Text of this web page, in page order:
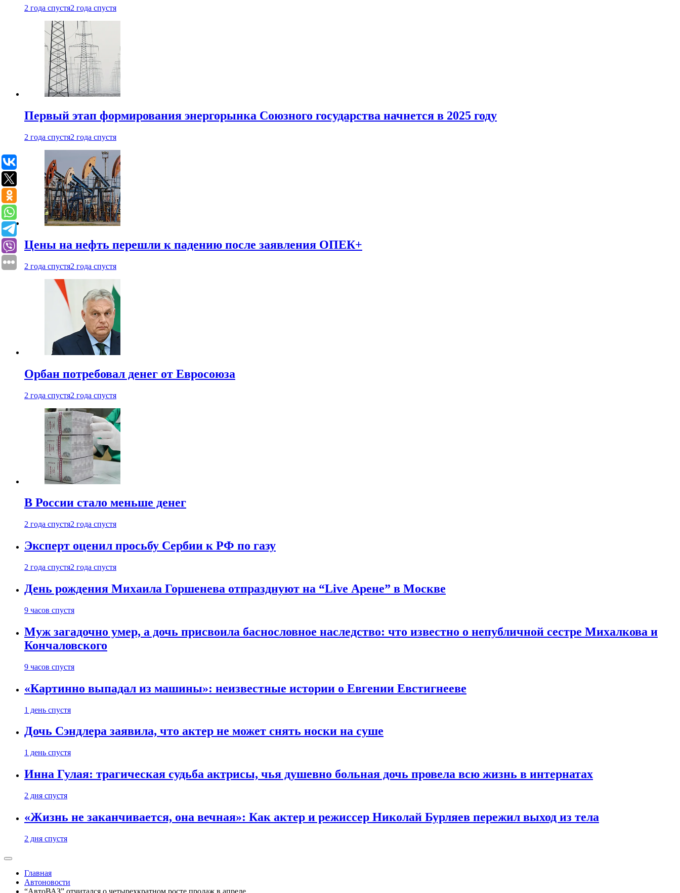
2 года спустя2 года спустя
Первый этап формирования энергорынка Союзного государства начнется в 2025 году
2 года спустя2 года спустя
Цены на нефть перешли к падению после заявления ОПЕК+
2 года спустя2 года спустя
Орбан потребовал денег от Евросоюза
2 года спустя2 года спустя
В России стало меньше денег
2 года спустя2 года спустя
Эксперт оценил просьбу Сербии к РФ по газу
2 года спустя2 года спустя
День рождения Михаила Горшенева отпразднуют на “Live Арене” в Москве
9 часов спустя
Муж загадочно умер, а дочь присвоила баснословное наследство: что известно о непубличной сестре Михалкова и
Кончаловского
9 часов спустя
«Картинно выпадал из машины»: неизвестные истории о Евгении Евстигнееве
1 день спустя
Дочь Сэндлера заявила, что актер не может снять носки на суше
1 день спустя
Инна Гулая: трагическая судьба актрисы, чья душевно больная дочь провела всю жизнь в интернатах
2 дня спустя
«Жизнь не заканчивается, она вечная»: Как актер и режиссер Николай Бурляев пережил выход из тела
2 дня спустя
Главная
Автоновости
“АвтоВАЗ” отчитался о четырехкратном росте продаж в апреле